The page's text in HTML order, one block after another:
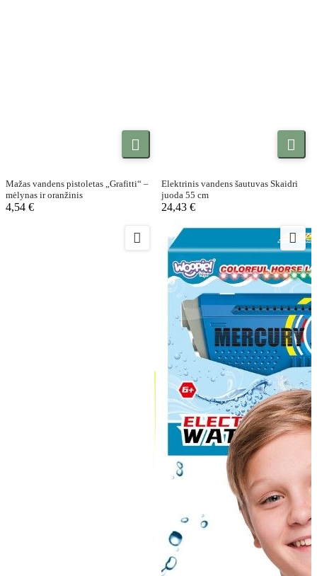

Mažas vandens pistoletas „Grafitti“ –
mėlynas ir oranžinis
4,54 €

Elektrinis vandens šautuvas Skaidri
juoda 55 cm
24,43 €
 